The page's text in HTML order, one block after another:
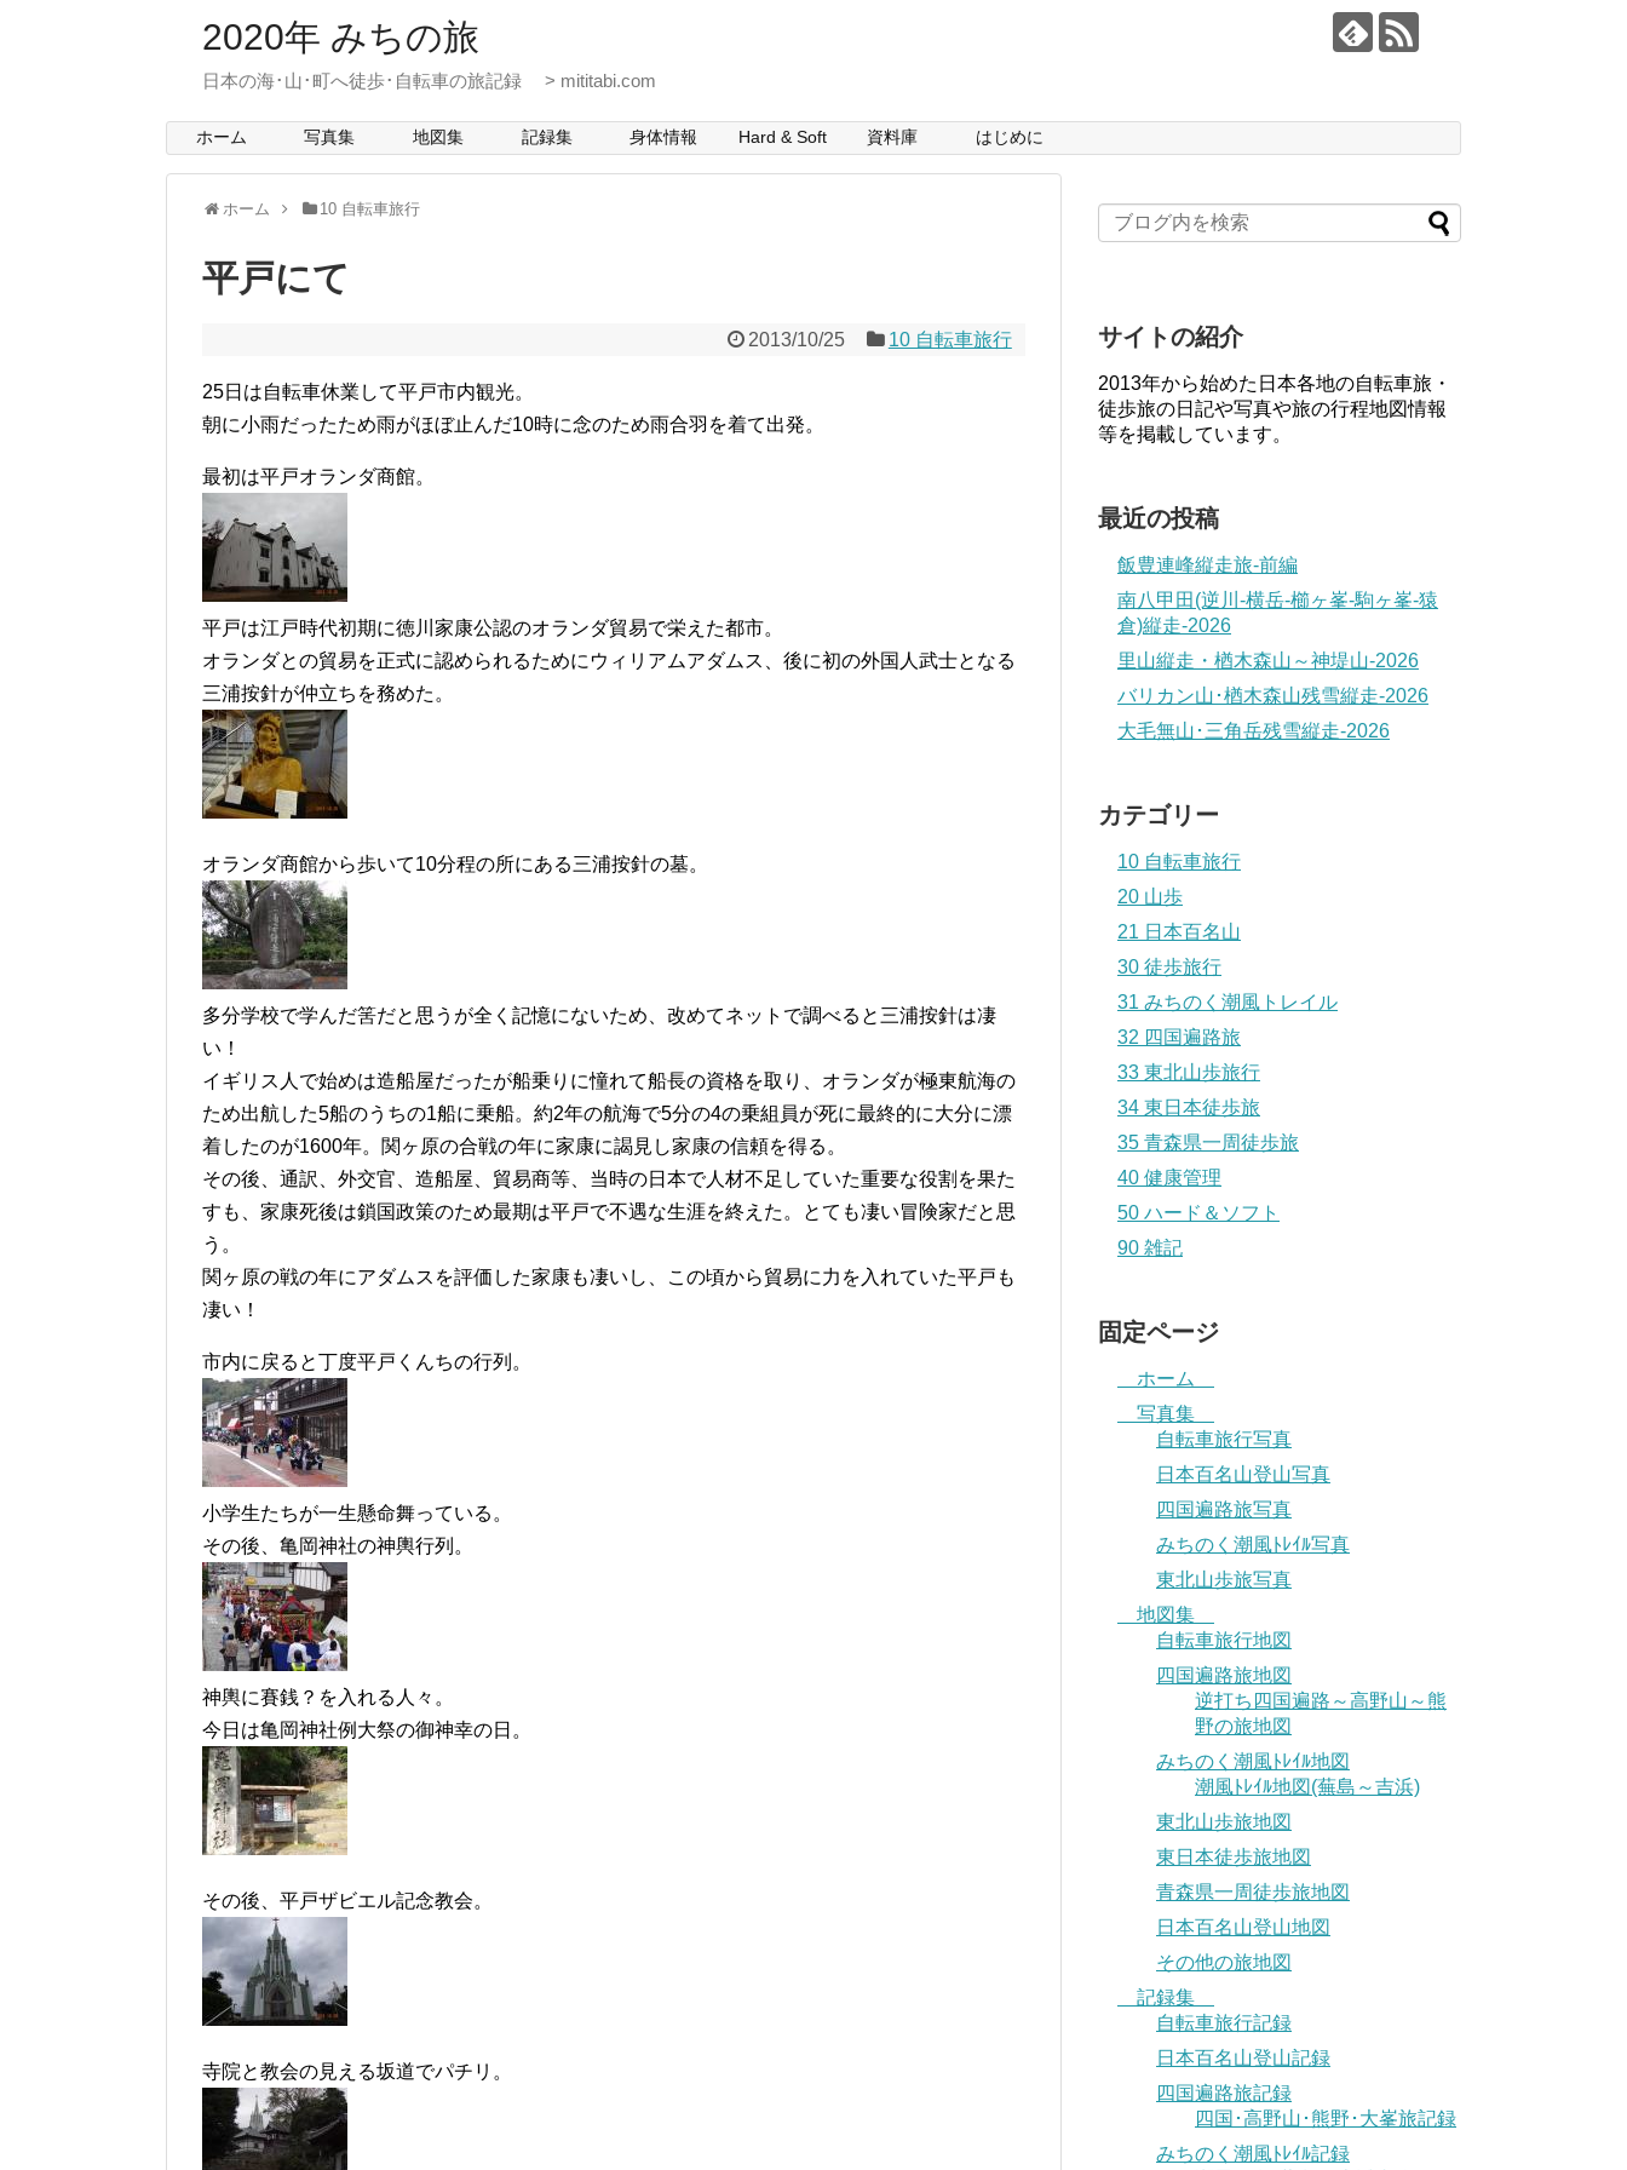
2020年 みちの旅
日本の海･山･町へ徒歩･自転車の旅記録 > mititabi.com
ホーム 写真集 地図集 記録集 身体情報 Hard & Soft 資料庫 はじめに
ホーム 10 自転車旅行
平戸にて
2013/10/25 10 自転車旅行
25日は自転車休業して平戸市内観光。
朝に小雨だったため雨がほぼ止んだ10時に念のため雨合羽を着て出発。
最初は平戸オランダ商館。
平戸は江戸時代初期に徳川家康公認のオランダ貿易で栄えた都市。
オランダとの貿易を正式に認められるためにウィリアムアダムス、後に初の外国人武士となる
三浦按針が仲立ちを務めた。
オランダ商館から歩いて10分程の所にある三浦按針の墓。
多分学校で学んだ筈だと思うが全く記憶にないため、改めてネットで調べると三浦按針は凄
い！
イギリス人で始めは造船屋だったが船乗りに憧れて船長の資格を取り、オランダが極東航海の
ため出航した5船のうちの1船に乗船。約2年の航海で5分の4の乗組員が死に最終的に大分に漂
着したのが1600年。関ヶ原の合戦の年に家康に謁見し家康の信頼を得る。
その後、通訳、外交官、造船屋、貿易商等、当時の日本で人材不足していた重要な役割を果た
すも、家康死後は鎖国政策のため最期は平戸で不遇な生涯を終えた。とても凄い冒険家だと思
う。
関ヶ原の戦の年にアダムスを評価した家康も凄いし、この頃から貿易に力を入れていた平戸も
凄い！
市内に戻ると丁度平戸くんちの行列。
小学生たちが一生懸命舞っている。
その後、亀岡神社の神輿行列。
神輿に賽銭？を入れる人々。
今日は亀岡神社例大祭の御神幸の日。
その後、平戸ザビエル記念教会。
寺院と教会の見える坂道でパチリ。
サイトの紹介
2013年から始めた日本各地の自転車旅・
徒歩旅の日記や写真や旅の行程地図情報
等を掲載しています。
最近の投稿
飯豊連峰縦走旅-前編
南八甲田(逆川-横岳-櫛ヶ峯-駒ヶ峯-猿
倉)縦走-2026
里山縦走・楢木森山～神堤山-2026
バリカン山･楢木森山残雪縦走-2026
大毛無山･三角岳残雪縦走-2026
カテゴリー
10 自転車旅行
20 山歩
21 日本百名山
30 徒歩旅行
31 みちのく潮風トレイル
32 四国遍路旅
33 東北山歩旅行
34 東日本徒歩旅
35 青森県一周徒歩旅
40 健康管理
50 ハード＆ソフト
90 雑記
固定ページ
ホーム
写真集
自転車旅行写真
日本百名山登山写真
四国遍路旅写真
みちのく潮風ﾄﾚｲﾙ写真
東北山歩旅写真
地図集
自転車旅行地図
四国遍路旅地図
逆打ち四国遍路～高野山～熊
野の旅地図
みちのく潮風ﾄﾚｲﾙ地図
潮風ﾄﾚｲﾙ地図(蕪島～吉浜)
東北山歩旅地図
東日本徒歩旅地図
青森県一周徒歩旅地図
日本百名山登山地図
その他の旅地図
記録集
自転車旅行記録
日本百名山登山記録
四国遍路旅記録
四国･高野山･熊野･大峯旅記録
みちのく潮風ﾄﾚｲﾙ記録